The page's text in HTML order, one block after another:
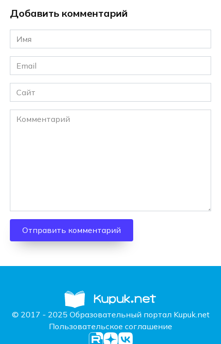
Добавить комментарий
Имя
*
Email
*
Сайт
Комментарий
© 2017 - 2025 Образовательный портал Kupuk.net
Пользовательское соглашение